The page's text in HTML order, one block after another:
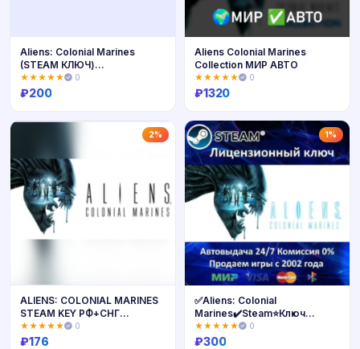
Aliens: Colonial Marines
(STEAM КЛЮЧ)
РОССИЯ+КЗ+МИР
★★★★★ 0
₽200
Купить
Aliens Colonial Marines
Collection МИР АВТО
★★★★★ 0
₽1320
2%
ALIENS: COLONIAL MARINES
STEAM KEY РФ+СНГ
ЛИЦЕНЗИЯ
★★★★★ 0
₽176
1%
✅Aliens: Colonial
Marines✔️Steam⭐Ключ
Активации🔑
РФ+СНГ✔️АКЦИЯ🎁0% Карты
★★★★★ 0
₽300